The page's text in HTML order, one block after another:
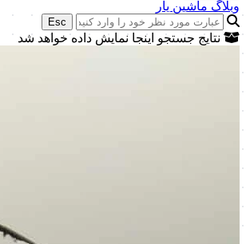
وبلاگ ماشین یار
Esc
نتایج جستجو اینجا نمایش داده خواهد شد